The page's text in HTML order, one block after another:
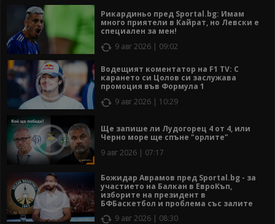
Рикардиньо пред Sportal.bg: Имам
много приятели в Кайрат, но Левски е
специален за мен!
9 авг 2026 | 09:02
Водещият коментатор на F1 TV: С
карането си Цолов си заслужава
промоция във Формула 1
9 авг 2026 | 10:29
Ще запише ли Лудогорец 4 от 4, или
Черно море ще спъне "орлите"
9 авг 2026 | 07:17
Божидар Аврамов пред Sportal.bg - за
участието на Балкан в ЕвроКъп,
изборите на президент в
БФБаскетбол и проблема със залите
9 авг 2026 | 08:30